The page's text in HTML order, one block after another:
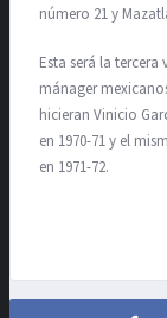
número 21 y
Esta será la tercera
mánager
hicieran Vinicio
en 1970-71 y el
en 1971-72.